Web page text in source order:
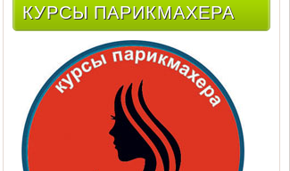
КУРСЫ ПАРИКМАХЕРА